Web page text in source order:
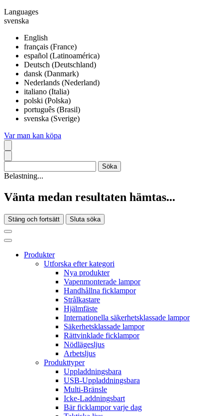
Languages
svenska
English
français (France)
español (Latinoamérica)
Deutsch (Deutschland)
dansk (Danmark)
Nederlands (Nederland)
italiano (Italia)
polski (Polska)
português (Brasil)
svenska (Sverige)
Var man kan köpa
Belastning...
Vänta medan resultaten hämtas...
Stäng och fortsätt Sluta söka
Produkter
Utforska efter kategori
Nya produkter
Vapenmonterade lampor
Handhållna ficklampor
Strålkastare
Hjälmfäste
Internationella säkerhetsklassade lampor
Säkerhetsklassade lampor
Rättvinklade ficklampor
Nödlägesljus
Arbetsljus
Produkttyper
Uppladdningsbara
USB-Uppladdningsbara
Multi-Bränsle
Icke-Laddningsbart
Bär ficklampor varje dag